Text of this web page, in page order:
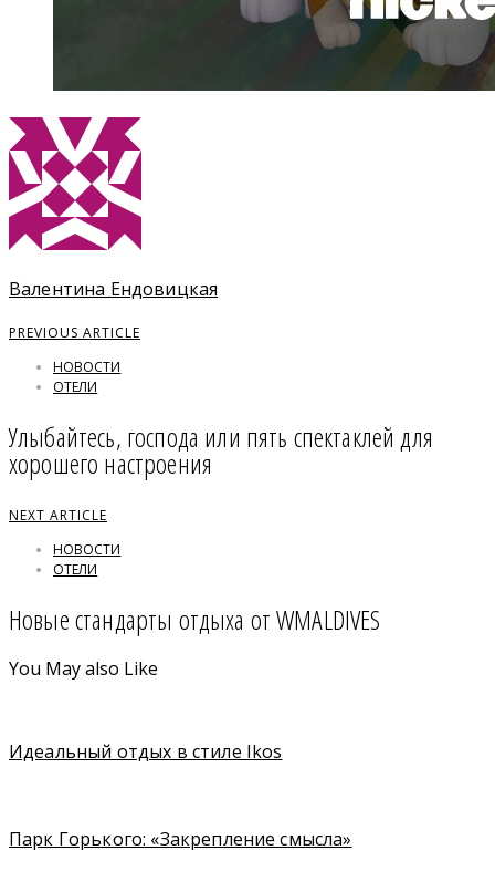
Валентина Ендовицкая
PREVIOUS ARTICLE
НОВОСТИ
ОТЕЛИ
Улыбайтесь, господа или пять спектаклей для
хорошего настроения
NEXT ARTICLE
НОВОСТИ
ОТЕЛИ
Новые стандарты отдыха от WMALDIVES
You May also Like
Идеальный отдых в стиле Ikos
Парк Горького: «Закрепление смысла»